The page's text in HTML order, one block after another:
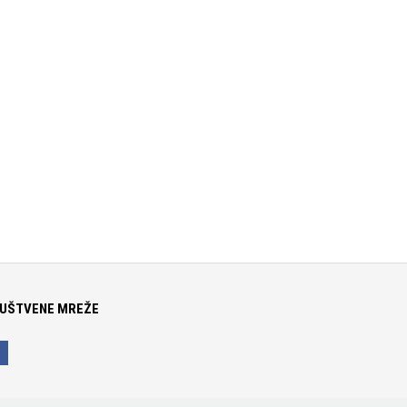
MREŽE